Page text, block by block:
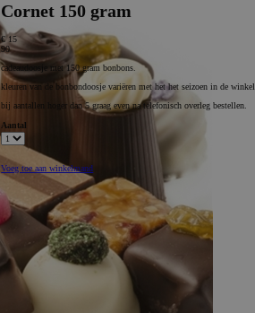
Cornet 150 gram
€ 15
90
cadeaudoosje met 150 gram bonbons.
kleuren van de bonbondoosje variëren met het het seizoen in de winkel.
bij aantallen hoger dan 5 graag even na telefonisch overleg bestellen.
Aantal
Voeg toe aan winkelmand